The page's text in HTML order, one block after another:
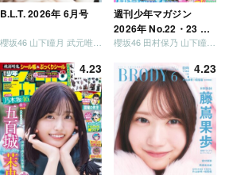
B.L.T. 2026年 6月号
櫻坂46 山下瞳月 武元唯衣 / 乃木坂46 海邉朱莉
週刊少年マガジン
2026年 No.22・23 合
併号
4.23 4.23